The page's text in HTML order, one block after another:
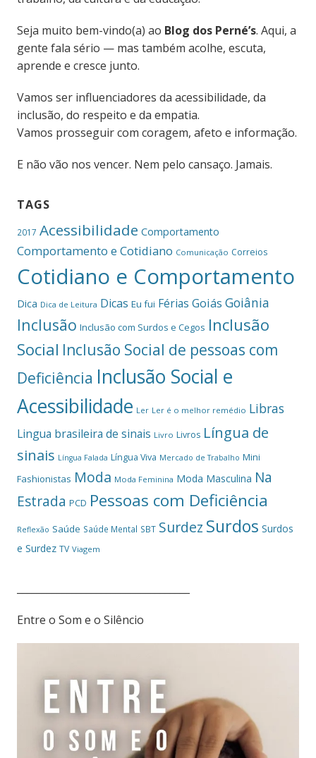
Seja muito bem-vindo(a) ao Blog dos Perné’s. Aqui, a
gente fala sério — mas também acolhe, escuta,
aprende e cresce junto.
Vamos ser influenciadores da acessibilidade, da
inclusão, do respeito e da empatia.
Vamos prosseguir com coragem, afeto e informação.
E não vão nos vencer. Nem pelo cansaço. Jamais.
TAGS
2017 Acessibilidade Comportamento
Comportamento e Cotidiano Comunicação Correios
Cotidiano e Comportamento
Dica Dica de Leitura Dicas Eu fui Férias Goiás Goiânia
Inclusão Inclusão com Surdos e Cegos Inclusão
Social Inclusão Social de pessoas com
Deficiência Inclusão Social e
Acessibilidade Ler Ler é o melhor remédio Libras
Lingua brasileira de sinais Livro Livros Língua de
sinais Língua Falada Língua Viva Mercado de Trabalho Mini
Fashionistas Moda Moda Feminina Moda Masculina Na
Estrada PCD Pessoas com Deficiência
Reflexão Saúde Saúde Mental SBT Surdez Surdos Surdos
e Surdez TV Viagem
Entre o Som e o Silêncio